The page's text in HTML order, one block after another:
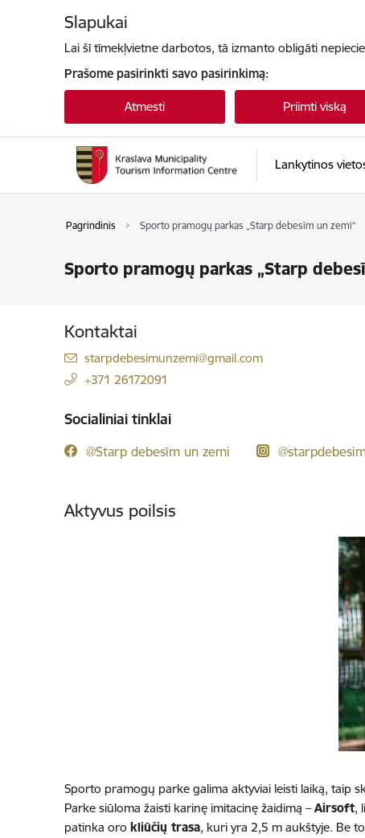
Slapukai
Lai šī tīmekļvietne darbotos, tā izmanto obligāti
Prašome pasirinkti savo pasirinkimą:
Atmesti Priimti viską
Lankytinos
Pagrindinis Sporto pramogų parkas „Starp debesīm un zemi“
Sporto pramogų parkas „Starp
Kontaktai
El. paštas:
starpdebesimunzemi@gmail.com
+371 26172091
Socialiniai tinklai
@Starp debesīm un zemi
Aktyvus poilsis
Sporto pramogų parke galima aktyviai leisti laiką, taip
Parke siūloma žaisti karinę imitacinę žaidimą –Airsoft,
patinka oro kliūčių trasa, kuri yra 2,5 m aukštyje. Be